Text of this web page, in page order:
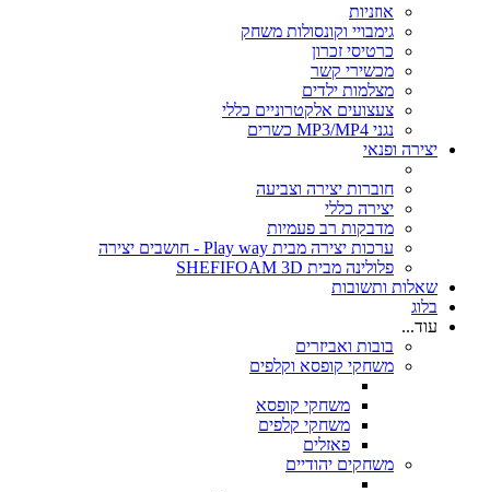
אוזניות
גימבויי וקונסולות משחק
כרטיסי זכרון
מכשירי קשר
מצלמות ילדים
צעצועים אלקטרוניים כללי
נגני MP3/MP4 כשרים
יצירה ופנאי
חוברות יצירה וצביעה
יצירה כללי
מדבקות רב פעמיות
ערכות יצירה מבית Play way - חושבים יצירה
פלולינה מבית SHEFIFOAM 3D
שאלות ותשובות
בלוג
עוד...
בובות ואביזרים
משחקי קופסא וקלפים
משחקי קופסא
משחקי קלפים
פאזלים
משחקים יהודיים